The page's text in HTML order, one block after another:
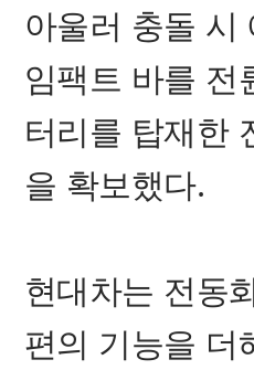
아울러 충돌 시
임팩트 바를 전
터리를 탑재한
을 확보했다.
현대차는 전동
편의 기능을 더